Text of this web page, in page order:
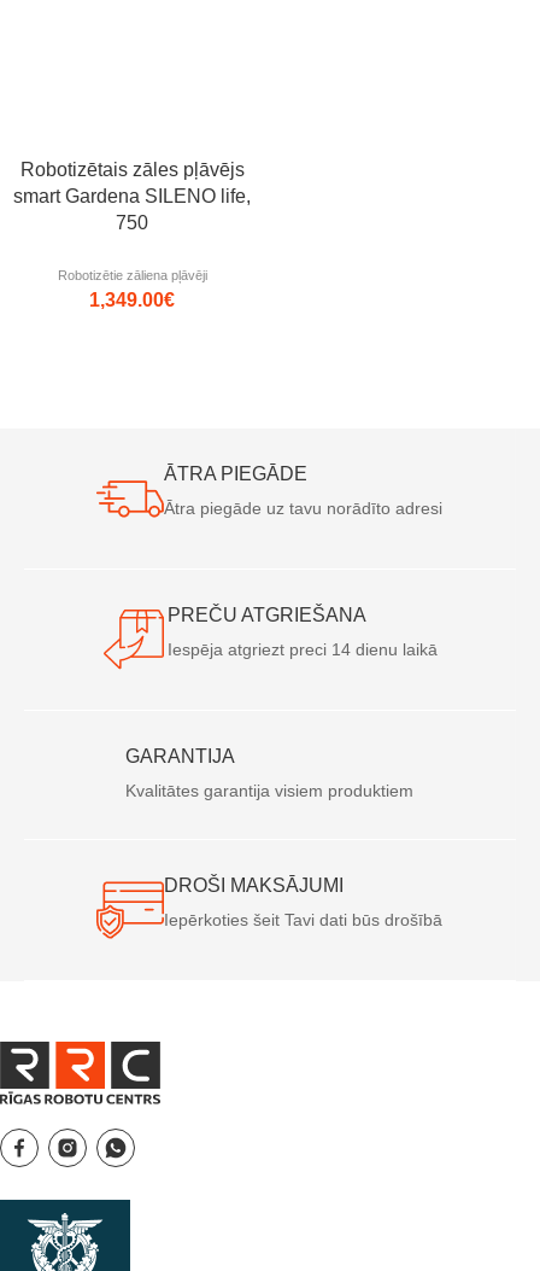
Robotizētais zāles pļāvējs
smart Gardena SILENO life,
750
Robotizētie zāliena pļāvēji
1,349.00€
ĀTRA PIEGĀDE
Ātra piegāde uz tavu norādīto adresi
PREČU ATGRIEŠANA
Iespēja atgriezt preci 14 dienu laikā
GARANTIJA
Kvalitātes garantija visiem produktiem
DROŠI MAKSĀJUMI
Iepērkoties šeit Tavi dati būs drošībā